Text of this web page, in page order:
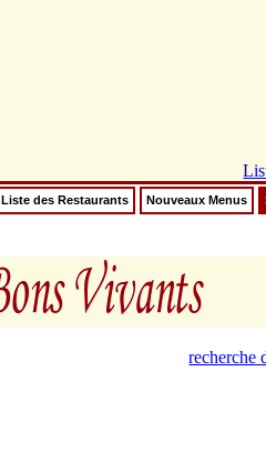
Liste des Restaurants Nouveaux Menus
recherche